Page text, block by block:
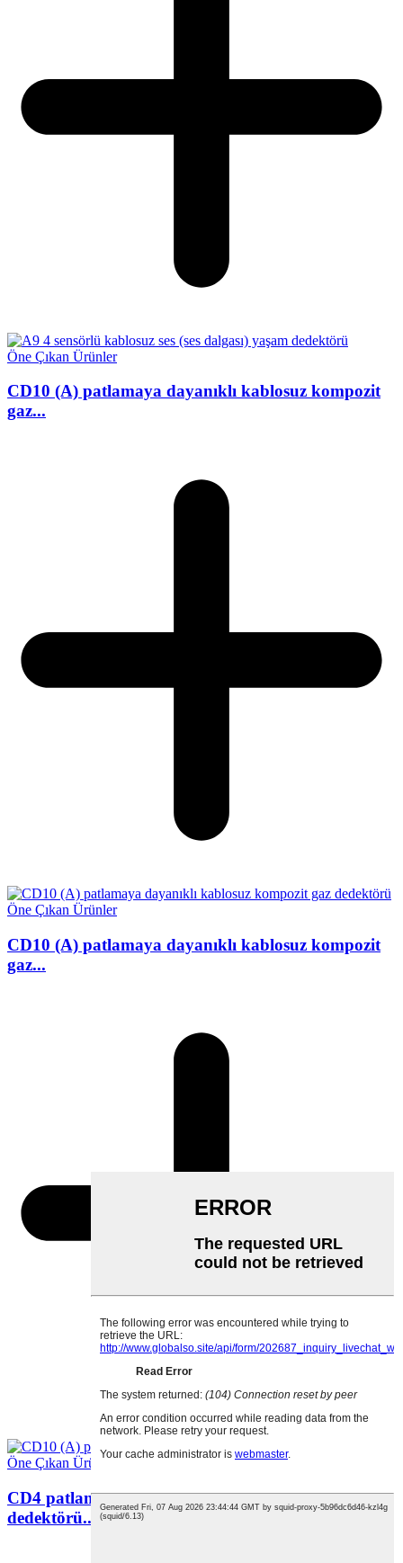
Öne Çıkan Ürünler
CD10 (A) patlamaya dayanıklı kablosuz kompozit
gaz...
Öne Çıkan Ürünler
CD10 (A) patlamaya dayanıklı kablosuz kompozit
gaz...
Öne Çıkan Ürünler
CD4 patlamaya dayanıklı kablosuz kompozit gaz
dedektörü...